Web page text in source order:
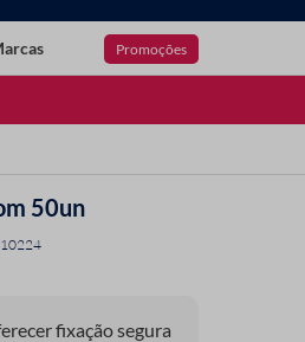
Promoções
50un
fixação segura